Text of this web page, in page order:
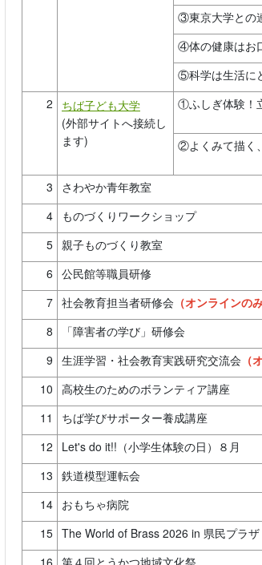
③東京大学との
④体の健康はお
⑤科学は生活に
2
ちば子ども大学
(外部サイトへ接続し
ます)
①ふしぎ体験！
②よくみて描く
3
さわやか青年教室
4
ものづくりワークショップ
5 親子ものづくり教室
6 公民館等職員研修
7 社会教育担当者研修会 （オンラインのみ
8
「障害者の学び」研修会
9 生涯学習・社会教育実践研究交流会 （
10 高校生のためのボランティア講座
11
ちば学びサポーター養成講座
12
Let's do it!!（小学生体験の日）８月
13 鉄道模型運転会
14 おもちゃ病院
15 The World of Brass 2026 in 県民プラザ
16 第４回とうかつ地域文化祭